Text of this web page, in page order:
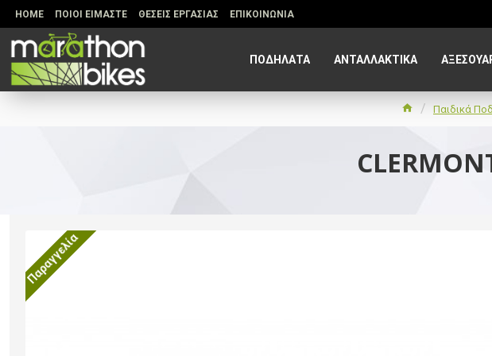
HOME ΠΟΙΟΙ ΕΙΜΑΣΤΕ ΘΕΣΕΙΣ ΕΡΓΑΣΙΑΣ ΕΠΙΚΟΙΝΩΝΙΑ
ΠΟΔΗΛΑΤΑ ΑΝΤΑΛΛΑΚΤΙΚΑ
Παιδικά
Παραγγελία